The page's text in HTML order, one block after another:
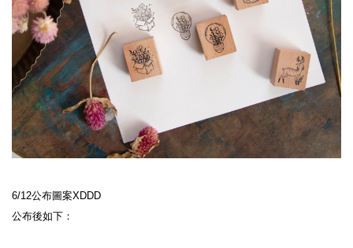
6/12公布圖案XDDD
公布後如下：